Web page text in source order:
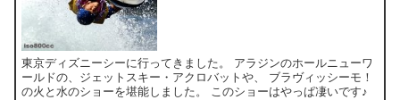
東京ディズニーシーに行ってきました。 アラジンのホールニューワ
ールドの、ジェットスキー・アクロバットや、 ブラヴィッシーモ！
の火と水のショーを堪能しました。 このショーはやっぱ凄いです♪